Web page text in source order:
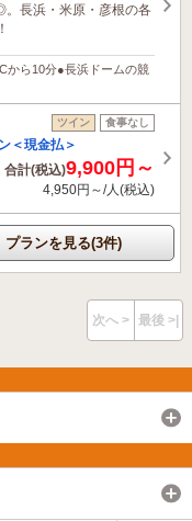
長浜・米原・彦根の各
から10分●長浜ドームの競
ツイン 食事なし
＜現金払＞
合計(税込)9,900円～
4,950円～/人(税込)
プランを見る(3件)
次へ > 最後 >|